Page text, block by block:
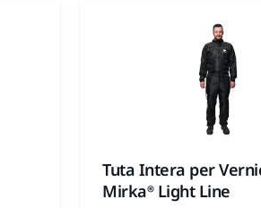
Tuta Intera per
Mirka® Light Line